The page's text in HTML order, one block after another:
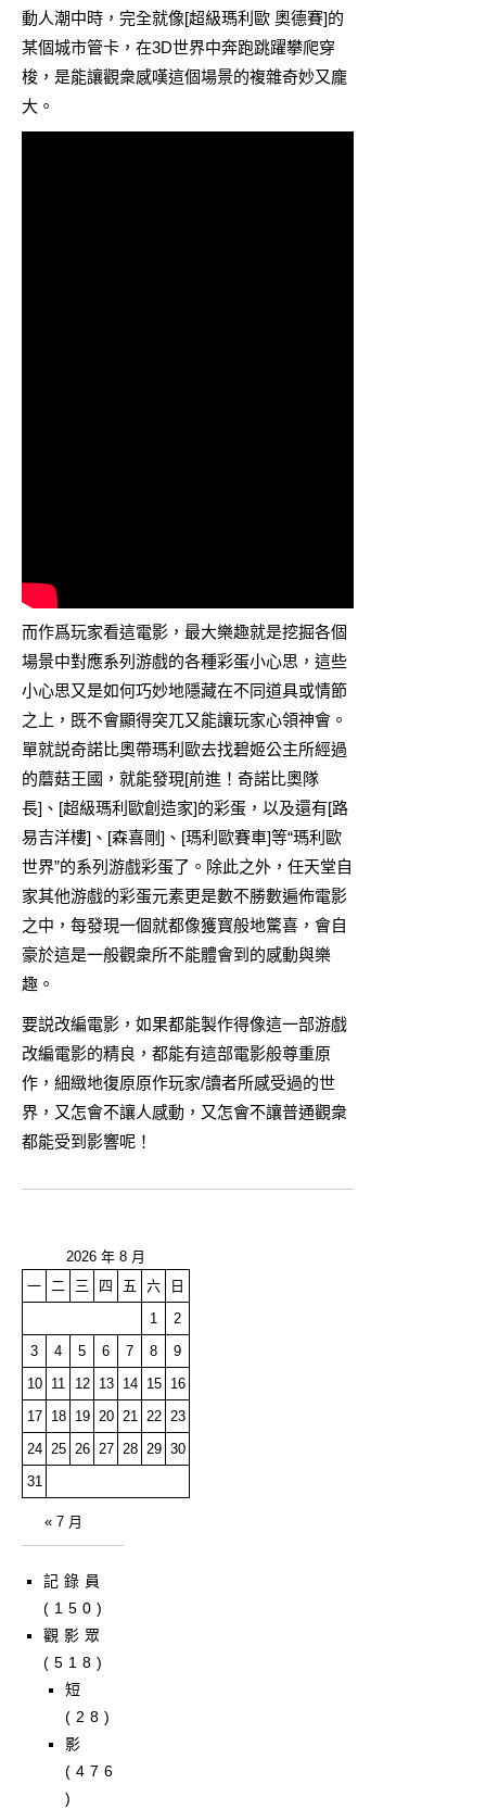
動人潮中時，完全就像[超級瑪利歐 奧德賽]的
某個城市管卡，在3D世界中奔跑跳躍攀爬穿
梭，是能讓觀衆感嘆這個場景的複雜奇妙又龐
大。
而作爲玩家看這電影，最大樂趣就是挖掘各個
場景中對應系列游戲的各種彩蛋小心思，這些
小心思又是如何巧妙地隱藏在不同道具或情節
之上，既不會顯得突兀又能讓玩家心領神會。
單就説奇諾比奧帶瑪利歐去找碧姬公主所經過
的蘑菇王國，就能發現[前進！奇諾比奧隊
長]、[超級瑪利歐創造家]的彩蛋，以及還有[路
易吉洋樓]、[森喜剛]、[瑪利歐賽車]等“瑪利歐
世界”的系列游戲彩蛋了。除此之外，任天堂自
家其他游戲的彩蛋元素更是數不勝數遍佈電影
之中，每發現一個就都像獲寳般地驚喜，會自
豪於這是一般觀衆所不能體會到的感動與樂
趣。
要説改編電影，如果都能製作得像這一部游戲
改編電影的精良，都能有這部電影般尊重原
作，細緻地復原原作玩家/讀者所感受過的世
界，又怎會不讓人感動，又怎會不讓普通觀衆
都能受到影響呢！
2026 年 8 月
一 二 三 四 五 六
日
1
2
3
4 5 6 7 8
9
10
11 12 13 14 15
16
17
18 19 20 21 22 23
24 25 26 27 28 29 30
31
« 7 月
記錄員
(150)
觀影眾
(518)
短
(28)
影
(476
)